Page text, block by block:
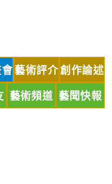
藝術評介創作論述
藝術頻道 藝聞快報